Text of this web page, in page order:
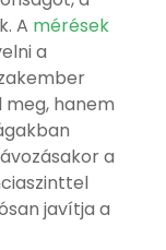
A mérések
a
hanem
a
javítja a